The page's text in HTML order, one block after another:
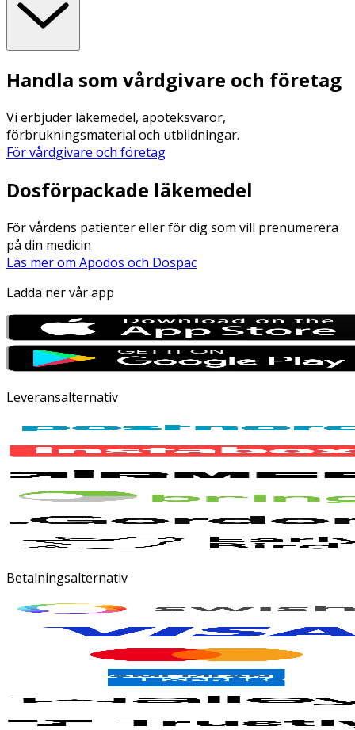
Handla som vårdgivare och företag
Vi erbjuder läkemedel, apoteksvaror,
förbrukningsmaterial och utbildningar.
För vårdgivare och företag
Dosförpackade läkemedel
För vårdens patienter eller för dig som vill prenumerera
på din medicin
Läs mer om Apodos och Dospac
Ladda ner vår app
Leveransalternativ
Betalningsalternativ